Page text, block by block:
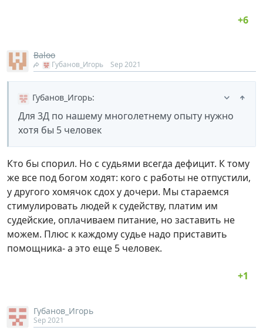
Baloo
Губанов_Игорь Sep 2021
Губанов_Игорь:
Для 3Д по нашему многолетнему опыту нужно
хотя бы 5 человек
Кто бы спорил. Но с судьями всегда дефицит. К тому
же все под богом ходят: кого с работы не отпустили,
у другого хомячок сдох у дочери. Мы стараемся
стимулировать людей к судейству, платим им
судейские, оплачиваем питание, но заставить не
можем. Плюс к каждому судье надо приставить
помощника- а это еще 5 человек.
Губанов_Игорь
Sep 2021